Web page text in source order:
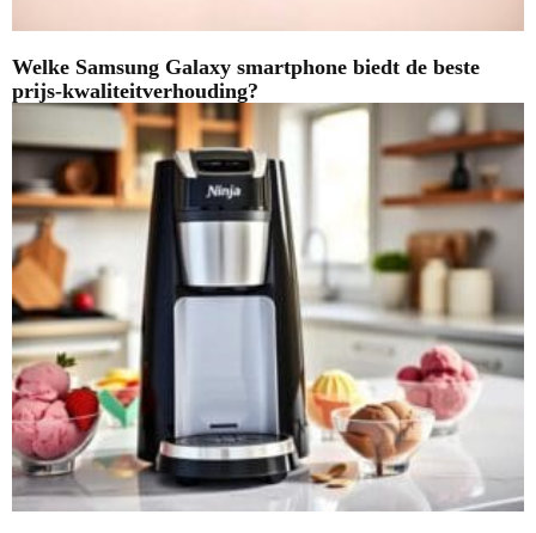
Welke Samsung Galaxy smartphone biedt de beste
prijs-kwaliteitverhouding?